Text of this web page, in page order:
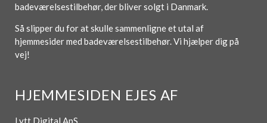
badeværelsestilbehør, der bliver solgt i Danmark.
Så slipper du for at skulle sammenligne et utal af
hjemmesider med badeværelsestilbehør. Vi hjælper dig på
vej!
HJEMMESIDEN EJES AF
Lytt Digital ApS